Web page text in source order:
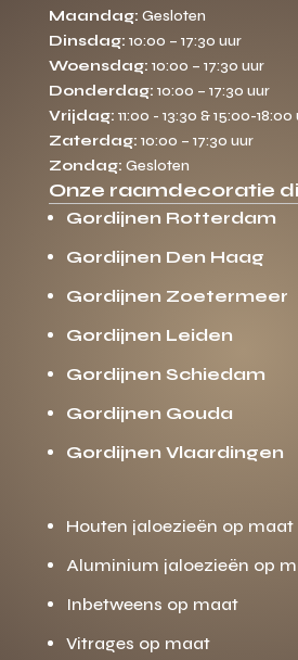
Maandag: Gesloten
Dinsdag: 10:00 – 17:30 uur
Woensdag: 10:00 – 17:30 uur
Donderdag: 10:00 – 17:30 uur
Vrijdag: 11:00 - 13:30 & 15:00-18:00
Zaterdag: 10:00 – 17:30 uur
Zondag: Gesloten
Onze raamdecoratie
Gordijnen Rotterdam
Gordijnen Den Haag
Gordijnen Zoetermeer
Gordijnen Leiden
Gordijnen Schiedam
Gordijnen Gouda
Gordijnen Vlaardingen
Houten jaloezieën op maat
Aluminium jaloezieën op
Inbetweens op maat
Vitrages op maat